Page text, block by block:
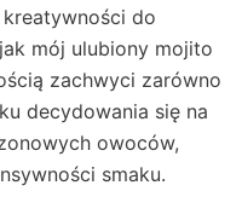
do
mój ulubiony mojito
zachwyci zarówno
decydowania się na
owoców,
smaku.